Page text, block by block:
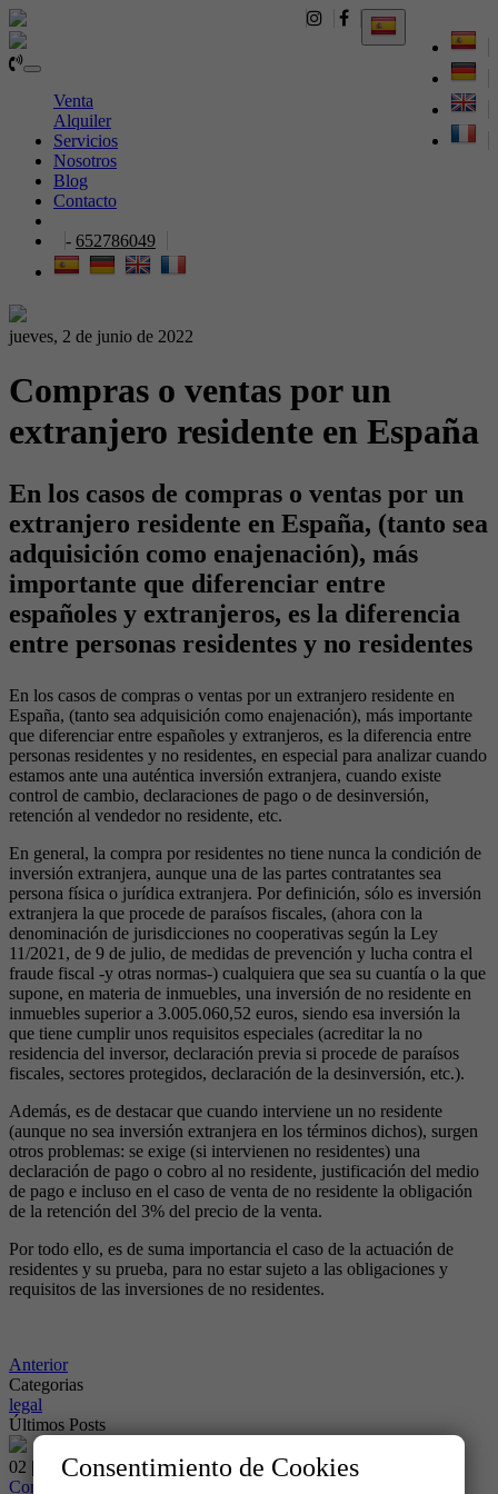
Toggle
navigation
Venta
Alquiler
Servicios
Nosotros
Blog
Contacto
- 652786049
jueves, 2 de junio de 2022
Compras o ventas por un
extranjero residente en España
En los casos de compras o ventas por un
extranjero residente en España, (tanto sea
adquisición como enajenación), más
importante que diferenciar entre
españoles y extranjeros, es la diferencia
entre personas residentes y no residentes
En los casos de compras o ventas por un extranjero residente en
España, (tanto sea adquisición como enajenación), más importante
que diferenciar entre españoles y extranjeros, es la diferencia entre
personas residentes y no residentes, en especial para analizar cuando
estamos ante una auténtica inversión extranjera, cuando existe
control de cambio, declaraciones de pago o de desinversión,
retención al vendedor no residente, etc.
En general, la compra por residentes no tiene nunca la condición de
inversión extranjera, aunque una de las partes contratantes sea
persona física o jurídica extranjera. Por definición, sólo es inversión
extranjera la que procede de paraísos fiscales, (ahora con la
denominación de jurisdicciones no cooperativas según la Ley
11/2021, de 9 de julio, de medidas de prevención y lucha contra el
fraude fiscal -y otras normas-) cualquiera que sea su cuantía o la que
supone, en materia de inmuebles, una inversión de no residente en
inmuebles superior a 3.005.060,52 euros, siendo esa inversión la
que tiene cumplir unos requisitos especiales (acreditar la no
residencia del inversor, declaración previa si procede de paraísos
fiscales, sectores protegidos, declaración de la desinversión, etc.).
Además, es de destacar que cuando interviene un no residente
(aunque no sea inversión extranjera en los términos dichos), surgen
otros problemas: se exige (si intervienen no residentes) una
declaración de pago o cobro al no residente, justificación del medio
de pago e incluso en el caso de venta de no residente la obligación
de la retención del 3% del precio de la venta.
Por todo ello, es de suma importancia el caso de la actuación de
residentes y su prueba, para no estar sujeto a las obligaciones y
requisitos de las inversiones de no residentes.
Anterior
Categorias
legal
Últimos Posts
02 | junio
Compras o ventas por un extranjero residente en España
Consentimiento de Cookies